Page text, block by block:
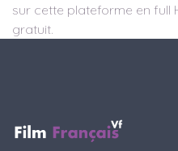
sur cette plateforme en full
gratuit.